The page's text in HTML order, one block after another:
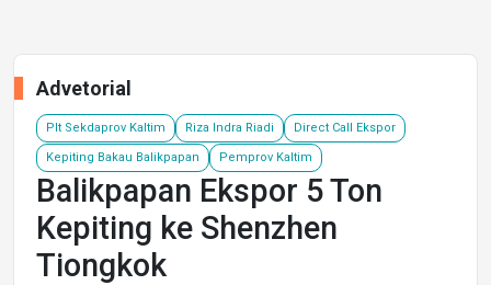
Advetorial
Plt Sekdaprov Kaltim Riza Indra Riadi Direct Call Ekspor
Kepiting Bakau Balikpapan Pemprov Kaltim
Balikpapan Ekspor 5 Ton
Kepiting ke Shenzhen
Tiongkok